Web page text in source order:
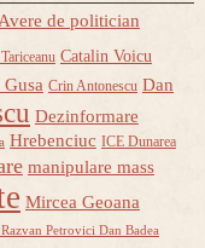
Avere de politician
Catalin Voicu
Crin Antonescu Dan
Dezinformare
Hrebenciuc ICE Dunarea
manipulare mass
Mircea Geoana
Petrovici Dan Badea